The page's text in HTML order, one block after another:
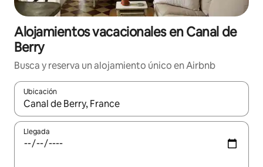
Alojamientos vacacionales en Canal de
Berry
Busca y reserva un alojamiento único en Airbnb
Ubicación
Cuando los resultados estén disponibles, podrás navegar
Llegada